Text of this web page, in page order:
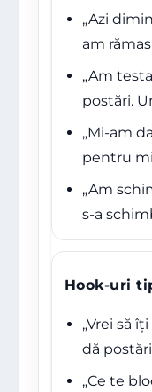
„Azi
am
„Am
postări.
„Mi-am
pentru
„Am
s-a
Hook-uri
„Vrei să
dă
„Ce te